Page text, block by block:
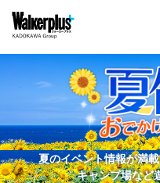
夏のイベント情報が満
キャンプ場など